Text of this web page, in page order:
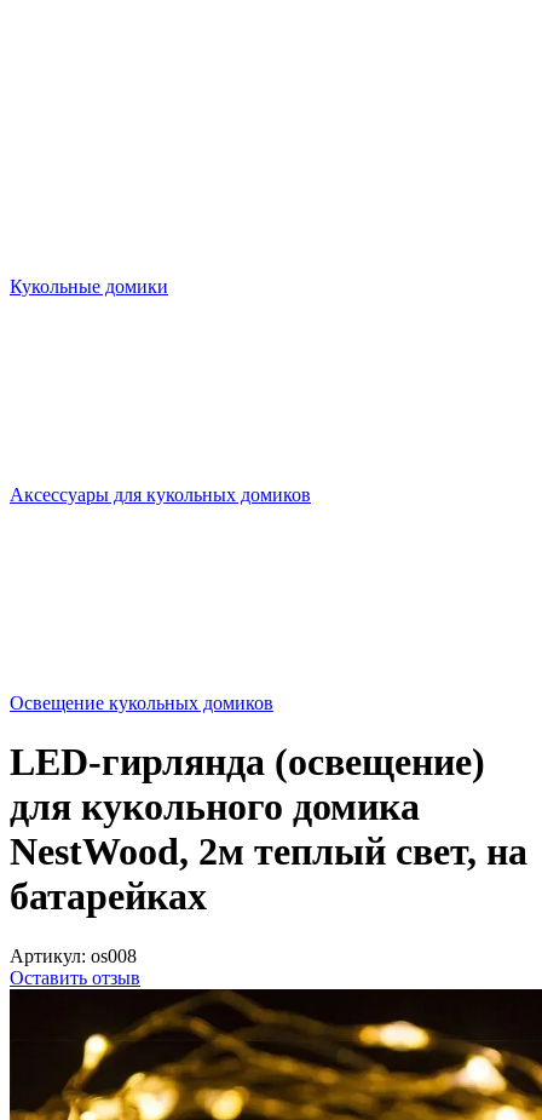
Кукольные домики
Аксессуары для кукольных домиков
Освещение кукольных домиков
LED-гирлянда (освещение)
для кукольного домика
NestWood, 2м теплый свет, на
батарейках
Артикул: os008
Оставить отзыв